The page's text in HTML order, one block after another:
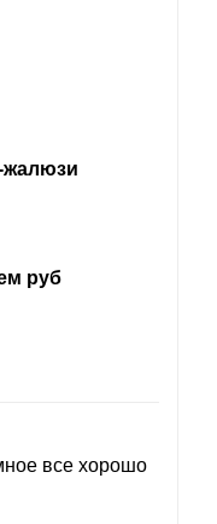
жалюзи
руб
все хорошо